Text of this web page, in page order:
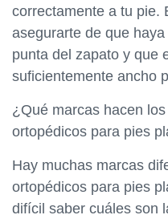
correctamente a tu pie.
asegurarte de que
punta del zapato y que
suficientemente ancho
¿Qué marcas hacen
ortopédicos para pies
Hay muchas marcas
ortopédicos para pies
difícil saber cuáles son